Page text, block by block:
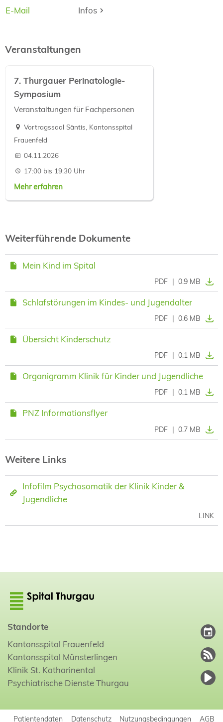
E-Mail Infos
E-Mail Infos
Veranstaltungen
7. Thurgauer Perinatologie-
Symposium
Veranstaltungen für Fachpersonen
Vortragssaal Säntis, Kantonsspital
Frauenfeld
04.11.2026
17:00 bis 19:30 Uhr
Mehr erfahren
Weiterführende Dokumente
Mein Kind im Spital
PDF | 0.9 MB
Schlafstörungen im Kindes- und Jugendalter
PDF | 0.6 MB
Übersicht Kinderschutz
PDF | 0.1 MB
Organigramm Klinik für Kinder und Jugendliche
PDF | 0.1 MB
PNZ Informationsflyer
PDF | 0.7 MB
Weitere Links
Infofilm Psychosomatik der Klinik Kinder &
Jugendliche
LINK
Standorte
Kantonsspital Frauenfeld
Kantonsspital Münsterlingen
Klinik St. Katharinental
Psychiatrische Dienste Thurgau
Patientendaten Datenschutz Nutzungsbedingungen AGB